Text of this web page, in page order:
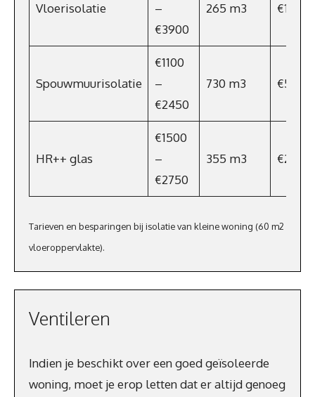
Vloerisolatie
–
€3900
265 m3 €186
Spouwmuurisolatie
€1100
–
€2450
730 m3 €511
HR++ glas
€1500
–
€2750
355 m3 €248,5
Tarieven en besparingen bij isolatie van kleine woning (60 m2
vloeroppervlakte).
Ventileren
Indien je beschikt over een goed geïsoleerde
woning, moet je erop letten dat er altijd genoeg